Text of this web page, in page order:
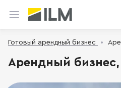
Готовый арендный бизнес
Арендный бизнес,